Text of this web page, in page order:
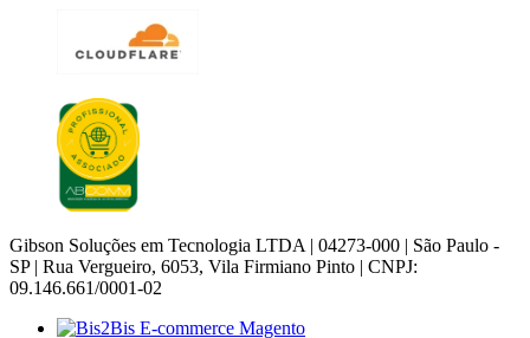
Gibson Soluções em Tecnologia LTDA | 04273-000 | São Paulo -
SP | Rua Vergueiro, 6053, Vila Firmiano Pinto | CNPJ:
09.146.661/0001-02